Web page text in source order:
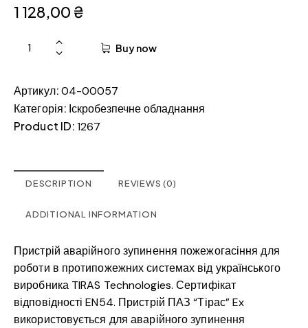
1 128,00 ₴
Buy now
Артикул:04-00057
Категорія: Іскробезпечне обладнання
Product ID:1267
DESCRIPTION REVIEWS (0)
ADDITIONAL INFORMATION
Пристрій аварійного зупинення пожежогасіння для
роботи в протипожежних системах від українського
виробника TIRAS Technologies. Сертифікат
відповідності EN54. Пристрій ПАЗ “Тірас” Ex
використовується для аварійного зупинення